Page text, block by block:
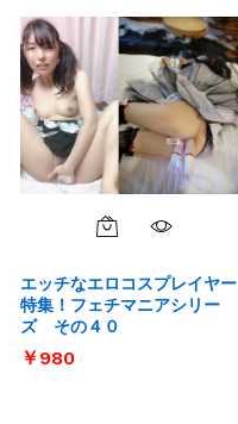
エッチなエロコスプレイヤー
特集！フェチマニアシリー
ズ その４０
￥980
￥980